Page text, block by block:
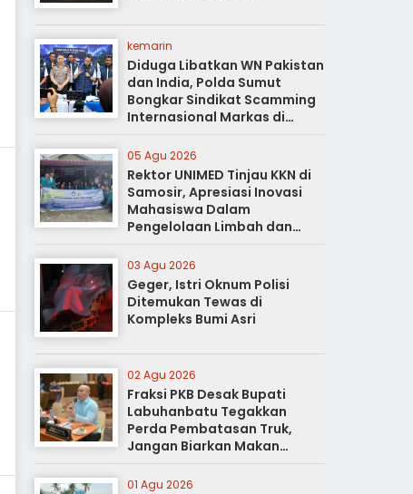
kemarin
Diduga Libatkan WN Pakistan
dan India, Polda Sumut
Bongkar Sindikat Scamming
Internasional Markas di
Apartemen Podomoro
05 Agu 2026
Rektor UNIMED Tinjau KKN di
Samosir, Apresiasi Inovasi
Mahasiswa Dalam
Pengelolaan Limbah dan
Pertanian Ramah Lingkungan
03 Agu 2026
Geger, Istri Oknum Polisi
Ditemukan Tewas di
Kompleks Bumi Asri
02 Agu 2026
Fraksi PKB Desak Bupati
Labuhanbatu Tegakkan
Perda Pembatasan Truk,
Jangan Biarkan Makan
Korban
01 Agu 2026